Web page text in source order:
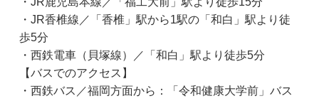
・JR香椎線／「香椎」駅から1駅の「和白」駅より徒
歩5分
・西鉄電車（貝塚線）／「和白」駅より徒歩5分
【バスでのアクセス】
・西鉄バス／福岡方面から：「令和健康大学前」バス